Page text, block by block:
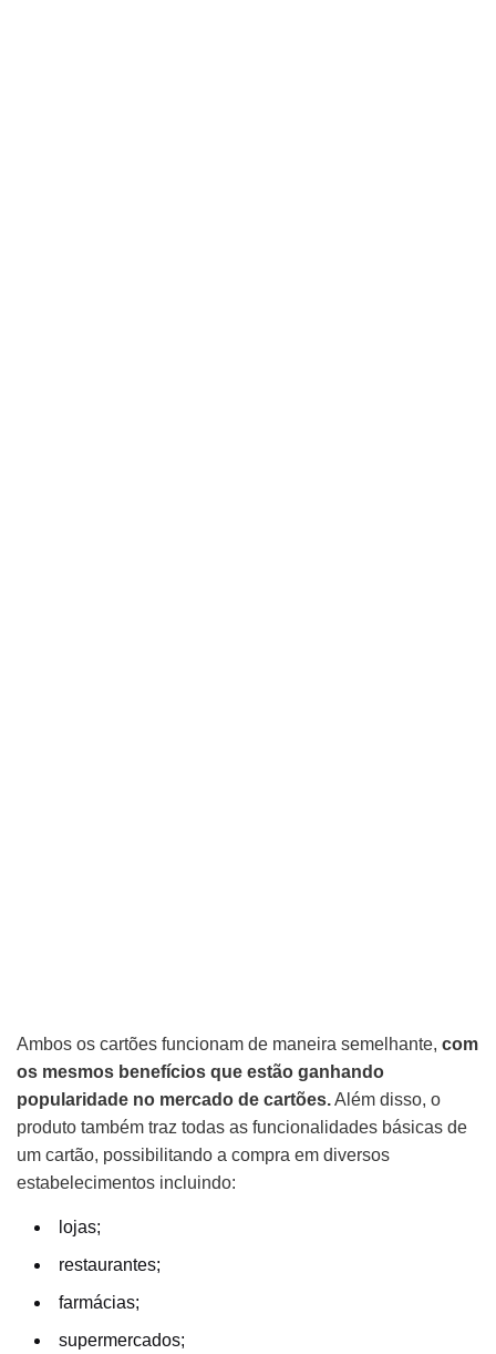
Ambos os cartões funcionam de maneira semelhante, com
os mesmos benefícios que estão ganhando
popularidade no mercado de cartões.Além disso, o
produto também traz todas as funcionalidades básicas de
um cartão, possibilitando a compra em diversos
estabelecimentos incluindo:
lojas;
restaurantes;
farmácias;
supermercados;